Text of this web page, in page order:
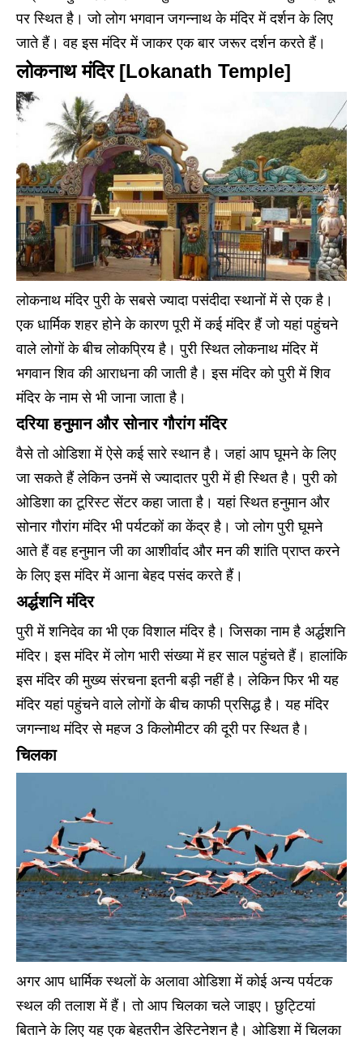
पर स्थित है। जो लोग भगवान जगन्नाथ के मंदिर में दर्शन के लिए
जाते हैं। वह इस मंदिर में जाकर एक बार जरूर दर्शन करते हैं।
लोकनाथ मंदिर [Lokanath Temple]
लोकनाथ मंदिर पुरी के सबसे ज्यादा पसंदीदा स्थानों में से एक है।
एक धार्मिक शहर होने के कारण पूरी में कई मंदिर हैं जो यहां पहुंचने
वाले लोगों के बीच लोकप्रिय है। पुरी स्थित लोकनाथ मंदिर में
भगवान शिव की आराधना की जाती है। इस मंदिर को पुरी में शिव
मंदिर के नाम से भी जाना जाता है।
दरिया हनुमान और सोनार गौरांग मंदिर
वैसे तो ओडिशा में ऐसे कई सारे स्थान है। जहां आप घूमने के लिए
जा सकते हैं लेकिन उनमें से ज्यादातर पुरी में ही स्थित है। पुरी को
ओडिशा का टूरिस्ट सेंटर कहा जाता है। यहां स्थित हनुमान और
सोनार गौरांग मंदिर भी पर्यटकों का केंद्र है। जो लोग पुरी घूमने
आते हैं वह हनुमान जी का आशीर्वाद और मन की शांति प्राप्त करने
के लिए इस मंदिर में आना बेहद पसंद करते हैं।
अर्द्धशनि मंदिर
पुरी में शनिदेव का भी एक विशाल मंदिर है। जिसका नाम है अर्द्धशनि
मंदिर। इस मंदिर में लोग भारी संख्या में हर साल पहुंचते हैं। हालांकि
इस मंदिर की मुख्य संरचना इतनी बड़ी नहीं है। लेकिन फिर भी यह
मंदिर यहां पहुंचने वाले लोगों के बीच काफी प्रसिद्ध है। यह मंदिर
जगन्नाथ मंदिर से महज 3 किलोमीटर की दूरी पर स्थित है।
चिलका
अगर आप धार्मिक स्थलों के अलावा ओडिशा में कोई अन्य पर्यटक
स्थल की तलाश में हैं। तो आप चिलका चले जाइए। छुट्टियां
बिताने के लिए यह एक बेहतरीन डेस्टिनेशन है। ओडिशा में चिलका